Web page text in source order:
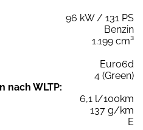
96 kW / 131 PS
Benzin
1.199 cm³
Euro6d
4 (Green)
nach WLTP:
6,1 l/100km
137 g/km
E